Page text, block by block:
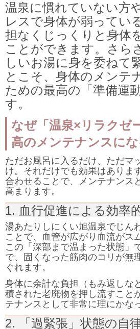
温泉に慣れていない方
レスで身体が弱ってい
担なくじっくりと身体
ことができます。さら
しいお湯に身を委ねて
とこそ、身体のメンテ
ための最高の「準備運
す。
なぜ「温泉×リラクゼ
高のメンテナンスに
ただお風呂に入るだけ、ただマ
け。それだけでも効果はありま
合わせることで、メンテナンス
高まります。
1. 血行促進による効率
湯あたりしにくい旭温泉でじん
ことで、血管が広がり血流がス
この「深部まで温まった状態」
で、固くなった筋肉のコリが無
ぐれます。
身体に余計な負担（もみ返しな
積された老廃物を押し流すこと
テナンスとして非常に理にかな
2. 「過緊張」状態の自